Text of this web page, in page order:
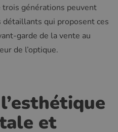
générations peuvent
qui proposent ces
garde de la vente au
de l’optique.
et